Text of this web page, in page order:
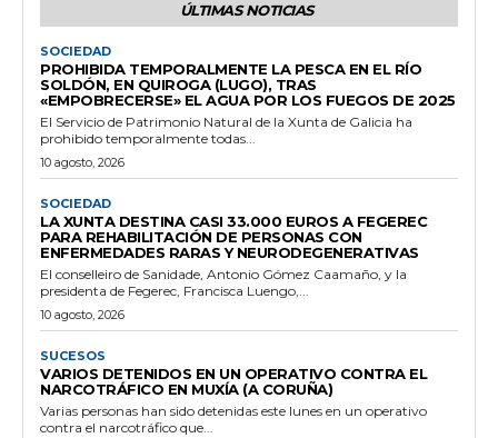
ÚLTIMAS NOTICIAS
SOCIEDAD
PROHIBIDA TEMPORALMENTE LA PESCA EN EL RÍO
SOLDÓN, EN QUIROGA (LUGO), TRAS
«EMPOBRECERSE» EL AGUA POR LOS FUEGOS DE 2025
El Servicio de Patrimonio Natural de la Xunta de Galicia ha
prohibido temporalmente todas...
10 agosto, 2026
SOCIEDAD
LA XUNTA DESTINA CASI 33.000 EUROS A FEGEREC
PARA REHABILITACIÓN DE PERSONAS CON
ENFERMEDADES RARAS Y NEURODEGENERATIVAS
El conselleiro de Sanidade, Antonio Gómez Caamaño, y la
presidenta de Fegerec, Francisca Luengo,...
10 agosto, 2026
SUCESOS
VARIOS DETENIDOS EN UN OPERATIVO CONTRA EL
NARCOTRÁFICO EN MUXÍA (A CORUÑA)
Varias personas han sido detenidas este lunes en un operativo
contra el narcotráfico que...